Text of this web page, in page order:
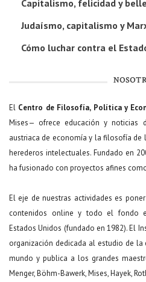
Capitalismo, felicidad y
Judaísmo, capitalismo y
Cómo luchar contra el
El Centro de Filosofía, Política y
Mises— ofrece educación y noticias
austriaca de economía y la filosofía de
herederos intelectuales. Fundado en
ha fusionado con proyectos afines
El eje de nuestras actividades es
contenidos online y todo el fondo
Estados Unidos (fundado en 1982). El
organización dedicada al estudio de
mundo y publica a los grandes
Menger, Böhm-Bawerk, Mises, Hayek,